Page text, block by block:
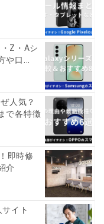
Z・Aシ
や口...
人気？
で各特徴
即時修
介
イト